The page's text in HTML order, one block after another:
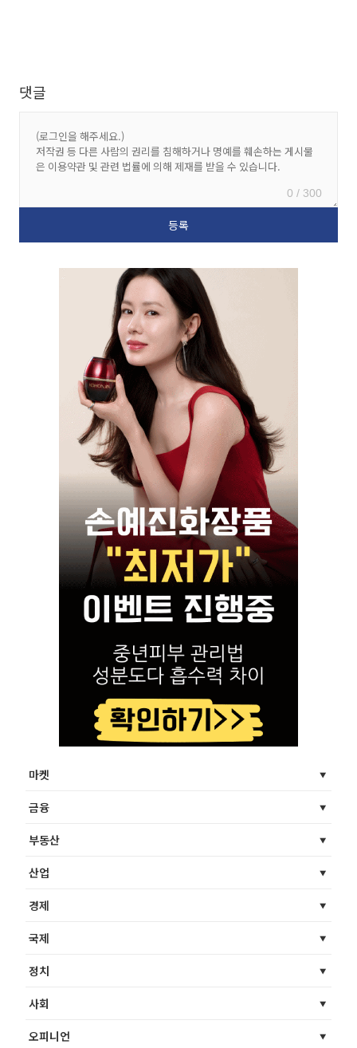
댓글
0 / 300
마켓
금융
부동산
산업
경제
국제
정치
사회
오피니언